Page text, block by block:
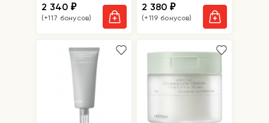
Balancing Toner
2 340₽
(+117 бонусов)
Serum
2 380₽
(+119 бонусов)